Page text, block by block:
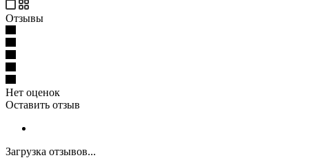
Отзывы
Нет оценок
Оставить отзыв
Загрузка отзывов...